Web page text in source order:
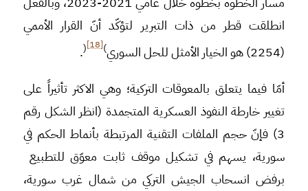
انطلقت قطر من ذات التبرير لتؤكّد أنّ القرار الأممي
(2254) هو الخيار الأمثل للحل السوري
)
[18]
(
.
أمّا فيما يتعلق بالمعوقات التركية؛ وهي الاكثر تأثيراً على
تغيير خارطة النفوذ العسكرية المتجمدة (انظر الشكل رقم
3) فإنّ حجم الملفات التقنية المرتبطة بأنماط الحكم في
سورية، يسهم في تشكيل موقف ثابت معوّق للتطبيع
برفض انسحاب الجيش التركي من شمال غرب سورية،